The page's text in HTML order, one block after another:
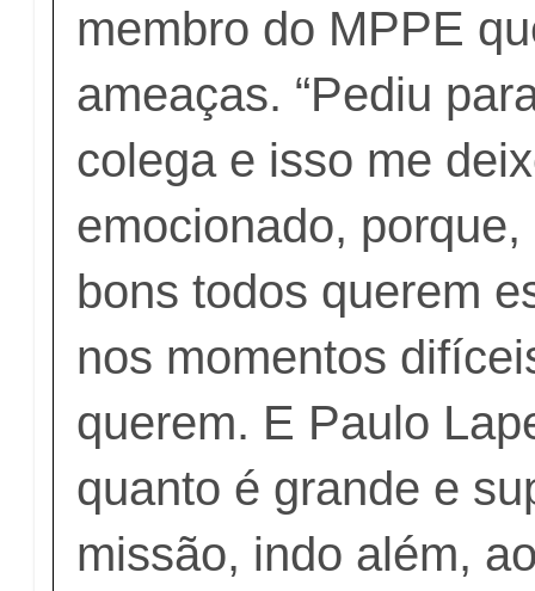
membro do MPPE
ameaças. “Pediu
colega e isso me
emocionado,
bons todos querem
nos momentos
querem. E Paulo
quanto é grande e
missão, indo além,